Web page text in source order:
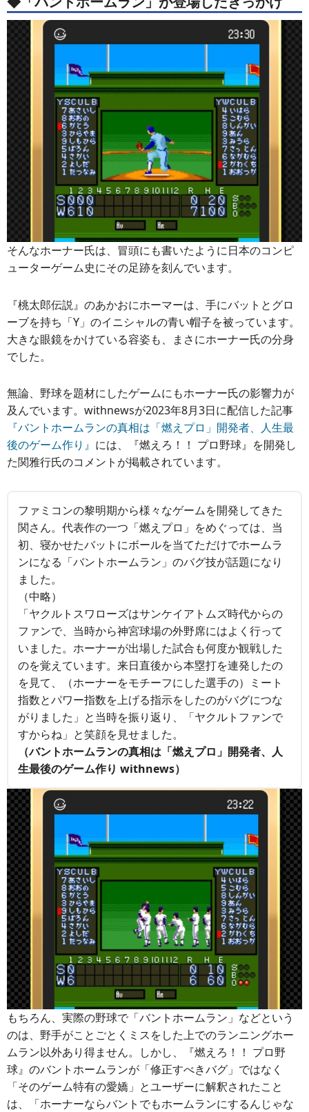
そんなホーナー氏は、冒頭にも書いたように日本のコンピ
ューターゲーム史にその足跡を刻んでいます。
『桃太郎伝説』のあかおにホーマーは、手にバットとグロ
ーブを持ち「Y」のイニシャルの青い帽子を被っています。
大きな眼鏡をかけている容姿も、まさにホーナー氏の分身
でした。
無論、野球を題材にしたゲームにもホーナー氏の影響力が
及んでいます。withnewsが2023年8月3日に配信した記事
『バントホームランの真相は「燃えプロ」開発者、人生最
後のゲーム作り』 には、『燃えろ！！ プロ野球』を開発し
た関雅行氏のコメントが掲載されています。
ファミコンの黎明期から様々なゲームを開発してきた
関さん。代表作の一つ「燃えプロ」をめぐっては、当
初、寝かせたバットにボールを当てただけでホームラ
ンになる「バントホームラン」のバグ技が話題になり
ました。
（中略）
「ヤクルトスワローズはサンケイアトムズ時代からの
ファンで、当時から神宮球場の外野席にはよく行って
いました。ホーナーが出場した試合も何度か観戦した
のを覚えています。来日直後から本塁打を連発したの
を見て、（ホーナーをモチーフにした選手の）ミート
指数とパワー指数を上げる指示をしたのがバグにつな
がりました」と当時を振り返り、「ヤクルトファンで
すからね」と笑顔を見せました。
（バントホームランの真相は「燃えプロ」開発者、人
生最後のゲーム作り withnews）
もちろん、実際の野球で「バントホームラン」などという
のは、野手がことごとくミスをした上でのランニングホー
ムラン以外あり得ません。しかし、『燃えろ！！ プロ野
球』のバントホームランが「修正すべきバグ」ではなく
「そのゲーム特有の愛嬌」とユーザーに解釈されたこと
は、「ホーナーならバントでもホームランにするんじゃな